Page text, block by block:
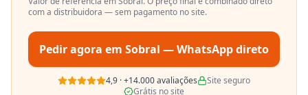
com a distribuidora — sem pagamento no site.
Pedir agora em Sobral — WhatsApp direto
4,9 ·+14.000avaliações
Site seguro
Grátis no site